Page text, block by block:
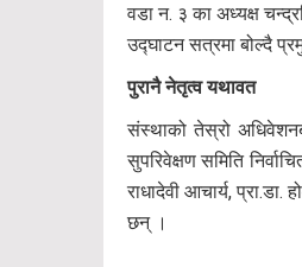
वडा न. ३ का अध्यक्ष
उद्घाटन सत्रमा बोल्दै
पुरानै नेतृत्व यथावत
संस्थाको तेस्रो
सुपरिवेक्षण समिति
राधादेवी आचार्य,
छन् ।